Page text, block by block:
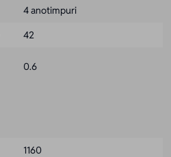
4 anotimpuri
42
0.6
1160